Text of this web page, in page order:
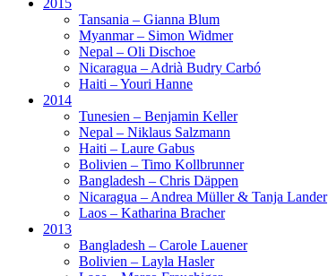
2015
Tansania – Gianna Blum
Myanmar – Simon Widmer
Nepal – Oli Dischoe
Nicaragua – Adrià Budry Carbó
Haiti – Youri Hanne
2014
Tunesien – Benjamin Keller
Nepal – Niklaus Salzmann
Haiti – Laure Gabus
Bolivien – Timo Kollbrunner
Bangladesh – Chris Däppen
Nicaragua – Andrea Müller & Tanja Lander
Laos – Katharina Bracher
2013
Bangladesh – Carole Lauener
Bolivien – Layla Hasler